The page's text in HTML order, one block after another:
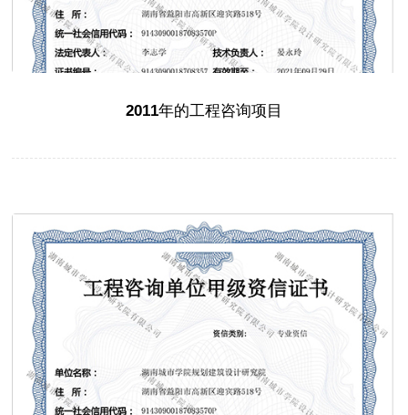
2011年的工程咨询项目